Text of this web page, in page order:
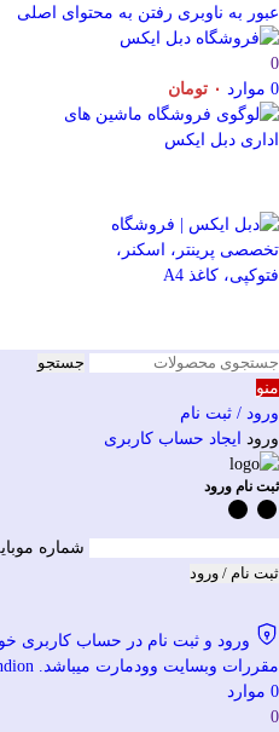
عبور به ناوبری رفتن به محتوای اصلی
0
0 موارد ۰ تومان
جستجو
منو
ورود / ثبت نام
ورود ایجاد حساب کاربری
ثبت نام ورود
شماره
ثبت نام / ورود
ورود و ثبت نام در حساب کاربری
مقررات وبسایت وودمارت میباشد. wplus_term_condion
0 موارد
0